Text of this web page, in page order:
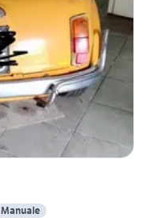
Manuale